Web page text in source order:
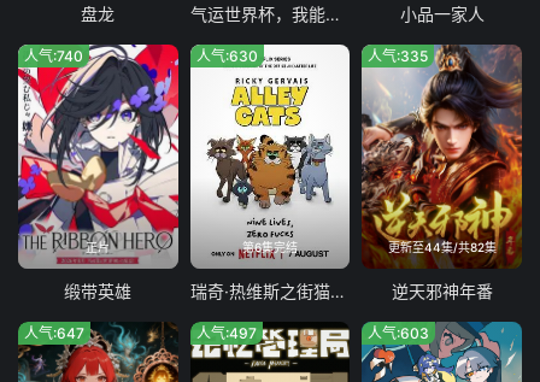
盘龙 气运世界杯，我能复制所有球星技能 小品一家人
正片
人气:740
缎带英雄
第6集完结
人气:630
瑞奇·热维斯之街猫一族
更新至44集/共82集
人气:335
逆天邪神年番
人气:647 人气:497 人气:603